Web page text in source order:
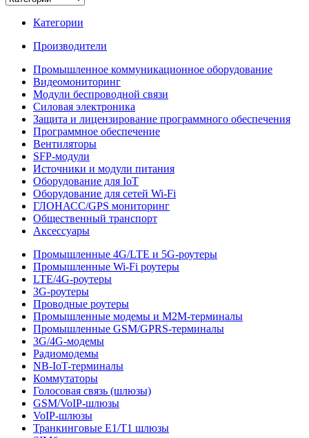
Категории
Производители
Промышленное коммуникационное оборудование
Видеомониторинг
Модули беспроводной связи
Силовая электроника
Защита и лицензирование программного обеспечения
Программное обеспечение
Вентиляторы
SFP-модули
Источники и модули питания
Оборудование для IoT
Оборудование для сетей Wi-Fi
ГЛОНАСС/GPS мониторинг
Общественный транспорт
Аксессуары
Промышленные 4G/LTE и 5G-роутеры
Промышленные Wi-Fi роутеры
LTE/4G-роутеры
3G-роутеры
Проводные роутеры
Промышленные модемы и M2M-терминалы
Промышленные GSM/GPRS-терминалы
3G/4G-модемы
Радиомодемы
NB-IoT-терминалы
Коммутаторы
Голосовая связь (шлюзы)
GSM/VoIP-шлюзы
VoIP-шлюзы
Транкинговые E1/T1 шлюзы